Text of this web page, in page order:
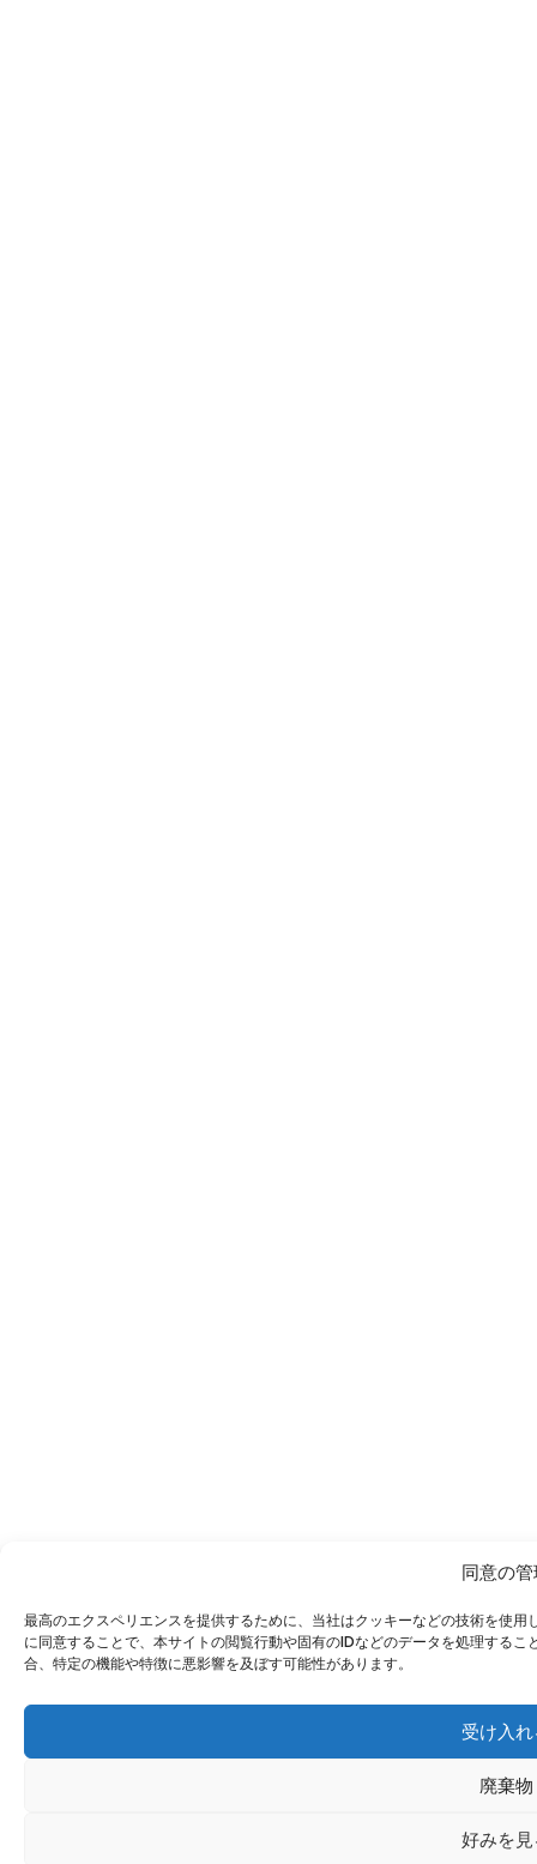
同意の
最高のエクスペリエンスを提供するために、当社はクッキーなどの技術を使
に同意することで、本サイトの閲覧行動や固有のIDなどのデータを処理する
合、特定の機能や特徴に悪影響を及ぼす可能性があります。
受け入
廃棄物
好みを